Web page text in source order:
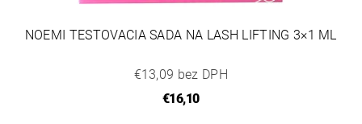
NOEMI TESTOVACIA SADA NA LASH LIFTING 3×1 ML
€13,09 bez DPH
€16,10